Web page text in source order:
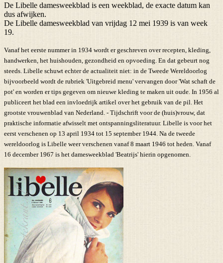
De Libelle damesweekblad is een weekblad, de exacte datum kan
dus afwijken.
De Libelle damesweekblad van vrijdag 12 mei 1939 is van week
19.
Vanaf het eerste nummer in 1934 wordt er geschreven over recepten, kleding,
handwerken, het huishouden, gezondheid en opvoeding. En dat gebeurt nog
steeds. Libelle schuwt echter de actualiteit niet: in de Tweede Wereldoorlog
bijvoorbeeld wordt de rubriek 'Uitgebreid menu' vervangen door 'Wat schaft de
pot' en worden er tips gegeven om nieuwe kleding te maken uit oude. In 1956 al
publiceert het blad een invloedrijk artikel over het gebruik van de pil. Het
grootste vrouwenblad van Nederland. - Tijdschrift voor de (huis)vrouw, dat
praktische informatie afwisselt met ontspanningsliteratuur. Libelle is voor het
eerst verschenen op 13 april 1934 tot 15 september 1944. Na de tweede
wereldoorlog is Libelle weer verschenen vanaf 8 maart 1946 tot heden. Vanaf
16 december 1967 is het damesweekblad 'Beatrijs' hierin opgenomen.